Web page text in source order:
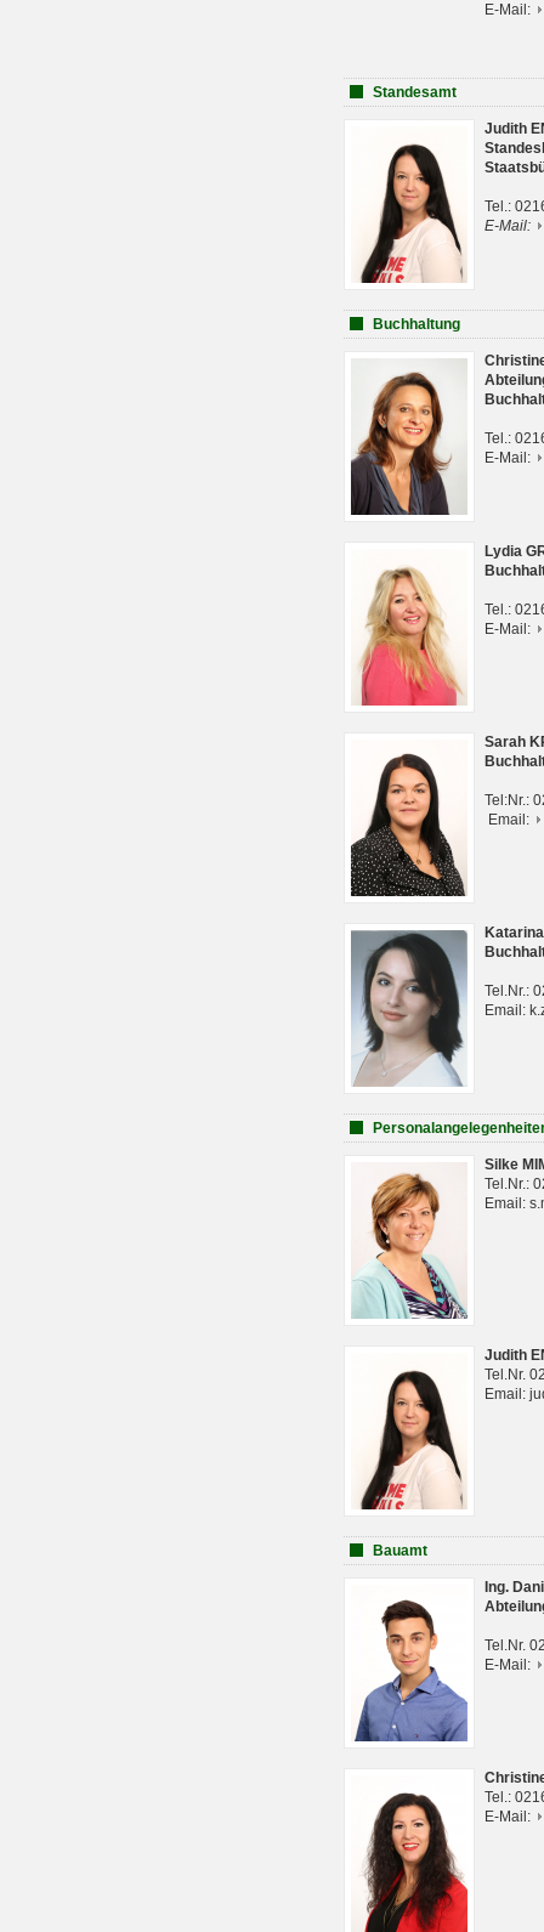
E-Mail:
Standesamt
Judith
Tel.:
E-Mail:
Buchhaltung
Tel.:
E-Mail:
Lydia
Tel.:
E-Mail:
Sarah
Tel:Nr.:
Email:
Tel.Nr.:
Email:
Silke
Tel.Nr.:
Email:
Judith
Tel.Nr.
Email:
Bauamt
Ing.
Tel.Nr.
E-Mail:
Tel.:
E-Mail: